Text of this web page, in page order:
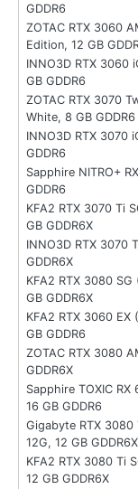
GDDR6
ZOTAC RTX 3060
Edition, 12 GB
INNO3D RTX 3060
GB GDDR6
ZOTAC RTX 3070
White, 8 GB GDDR6
INNO3D RTX 3070
GDDR6
Sapphire NITRO+
GDDR6
KFA2 RTX 3070 Ti
GB GDDR6X
INNO3D RTX 3070
GDDR6X
KFA2 RTX 3080
GB GDDR6X
KFA2 RTX 3060 EX
GB GDDR6
ZOTAC RTX 3080
GDDR6X
Sapphire TOXIC
16 GB GDDR6
Gigabyte RTX 3080
12G, 12 GB GDDR6X
KFA2 RTX 3080 Ti
12 GB GDDR6X